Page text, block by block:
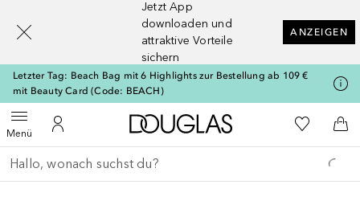
Jetzt App
downloaden und
attraktive Vorteile
sichern
ANZEIGEN
Letzter Tag: Beach Bag mit 6 Highlights zur Bestellung ab 109 €
mit Beauty Card (Code: BEACH)
MenüMenü öffnenZu Meinem Kundenkonto
Zur Douglas Startseite
Zu Meiner
Gehe zurück
Suche ausführen
[navigation.slideout.screenreader]